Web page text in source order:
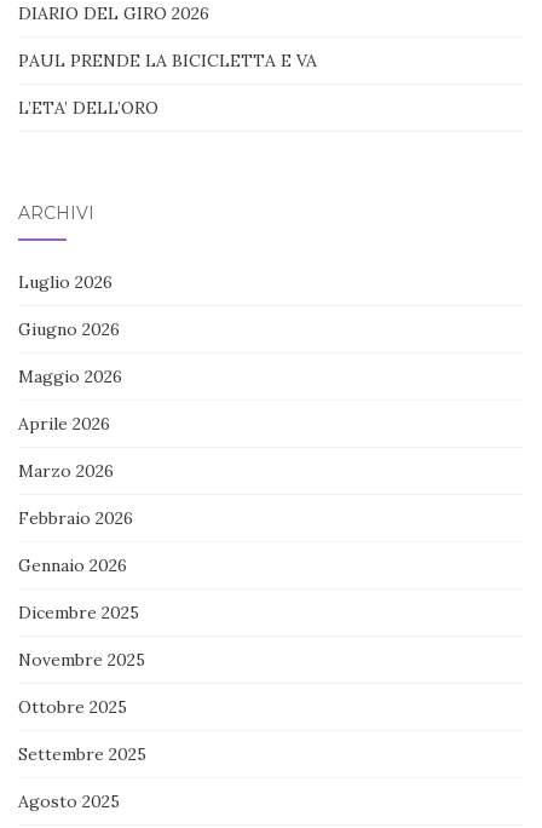
DIARIO DEL GIRO 2026
PAUL PRENDE LA BICICLETTA E VA
L’ETA’ DELL’ORO
ARCHIVI
Luglio 2026
Giugno 2026
Maggio 2026
Aprile 2026
Marzo 2026
Febbraio 2026
Gennaio 2026
Dicembre 2025
Novembre 2025
Ottobre 2025
Settembre 2025
Agosto 2025